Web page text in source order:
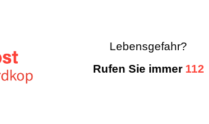
Lebensgefahr?
Rufen Sie immer 112